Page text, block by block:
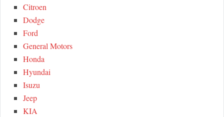
Citroen
Dodge
Ford
General Motors
Honda
Hyundai
Isuzu
Jeep
KIA